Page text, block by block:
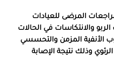
المرضى للعيادات
والانتكاسات في الحالات
الأنفية المزمن والتحسسي
وذلك نتيجة الإصابة